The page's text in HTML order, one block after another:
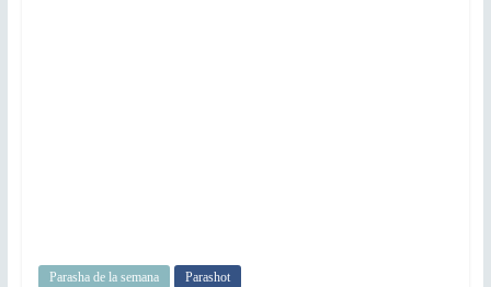
Parasha de la semana Parashot